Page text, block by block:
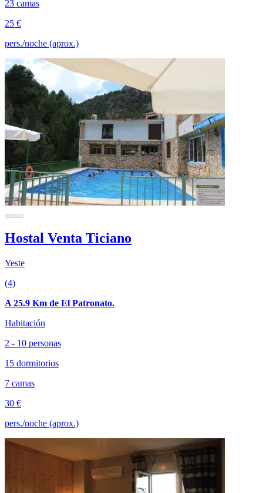
23 camas
25 €
pers./noche (aprox.)
Hostal Venta Ticiano
Yeste
(4)
A 25.9 Km de El Patronato.
Habitación
2 - 10 personas
15 dormitorios
7 camas
30 €
pers./noche (aprox.)